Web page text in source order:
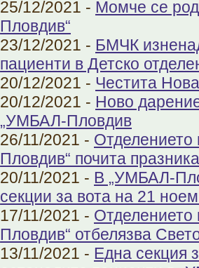
25/12/2021 - Момче се
Пловдив“
23/12/2021 - БМЧК
пациенти в Детско
20/12/2021 - Честита
20/12/2021 - Ново
„УМБАЛ-Пловдив
26/11/2021 -
Пловдив“ почита
20/11/2021 - В „УМБАЛ-
секции за вота на 21
17/11/2021 -
Пловдив“ отбелязва
13/11/2021 - Една секция